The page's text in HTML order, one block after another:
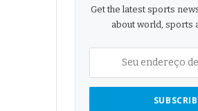
Get the latest sports
about world, sports